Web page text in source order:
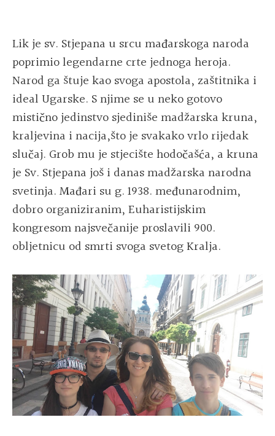
Lik je sv. Stjepana u srcu mađarskoga naroda
poprimio legendarne crte jednoga heroja.
Narod ga štuje kao svoga apostola, zaštitnika i
ideal Ugarske. S njime se u neko gotovo
mistično jedinstvo sjediniše madžarska kruna,
kraljevina i nacija,što je svakako vrlo rijedak
slučaj. Grob mu je stjecište hodočašća, a kruna
je Sv. Stjepana još i danas madžarska narodna
svetinja. Mađari su g. 1938. međunarodnim,
dobro organiziranim, Euharistijskim
kongresom najsvečanije proslavili 900.
obljetnicu od smrti svoga svetog Kralja.